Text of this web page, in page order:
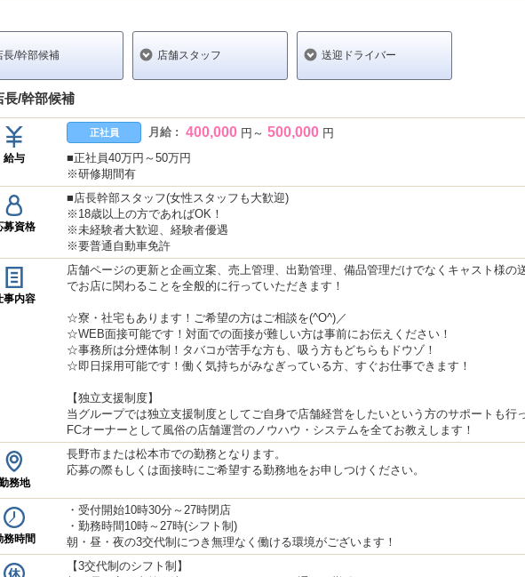
長/幹部候補 店舗スタッフ 送迎ドライバー
長/幹部候補
給与
正社員 月給 : 400,000 円 ～ 500,000 円
■正社員40万円～50万円
※研修期間有
募資格
■店長幹部スタッフ(女性スタッフも大歓迎)
※18歳以上の方であればOK！
※未経験者大歓迎、経験者優遇
※要普通自動車免許
事内容
店舗ページの更新と企画立案、売上管理、出勤管理、備品管理だけでなくキャスト様の
でお店に関わることを全般的に行っていただきます！
☆寮・社宅もあります！ご希望の方はご相談を(^O^)／
☆WEB面接可能です！対面での面接が難しい方は事前にお伝えください！
☆事務所は分煙体制！タバコが苦手な方も、吸う方もどちらもドウゾ！
☆即日採用可能です！働く気持ちがみなぎっている方、すぐお仕事できます！
【独立支援制度】
当グループでは独立支援制度としてご自身で店舗経営をしたいという方のサポートも行
FCオーナーとして風俗の店舗運営のノウハウ・システムを全てお教えします！
務地
長野市または松本市での勤務となります。
応募の際もしくは面接時にご希望する勤務地をお申しつけください。
務時間
・受付開始10時30分～27時閉店
・勤務時間10時～27時(シフト制)
朝・昼・夜の3交代制につき無理なく働ける環境がございます！
【3交代制のシフト制】